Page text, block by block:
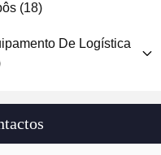
(18)
De Logística